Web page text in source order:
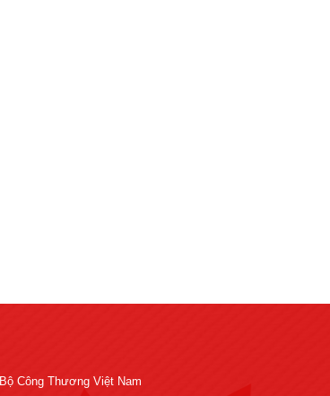
Bộ Công Thương Việt Nam